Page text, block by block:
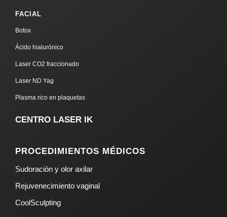
FACIAL
Botox
Ácido hialurónico
Laser CO2 fraccionado
Laser ND Yag
Plasma rico en plaquetas
CENTRO LASER IK
PROCEDIMIENTOS MÉDICOS
Sudoración y olor axilar
Rejuvenecimiento vaginal
CoolSculpting